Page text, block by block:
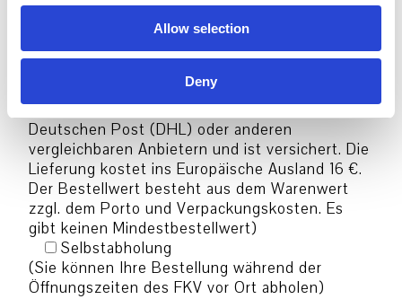
Allow selection
Deny
€. Der Bestellwert besteht aus dem Warenwert
zzgl. dem Porto und Verpackungskosten. Es
gibt keinen Mindestbestellwert)
(Versandart, Versandkosten &
Lieferkonditionen: Die Lieferung erfolgt mit der
Deutschen Post (DHL) oder anderen
vergleichbaren Anbietern und ist versichert. Die
Lieferung kostet ins Europäische Ausland 16 €.
Der Bestellwert besteht aus dem Warenwert
zzgl. dem Porto und Verpackungskosten. Es
gibt keinen Mindestbestellwert)
Selbstabholung
(Sie können Ihre Bestellung während der
Öffnungszeiten des FKV vor Ort abholen)